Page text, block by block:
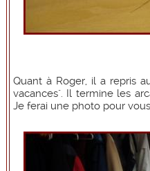
Quant à Roger, il a repris
vacances". Il termine les
Je ferai une photo pour